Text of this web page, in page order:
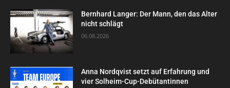
Bernhard Langer: Der Mann, den das Alter
nicht schlägt
06.08.2026
Anna Nordqvist setzt auf Erfahrung und
vier Solheim-Cup-Debütantinnen